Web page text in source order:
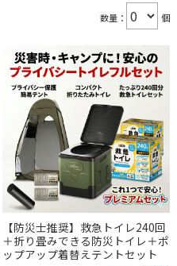
数量： 個
【防災士推奨】救急トイレ240回
＋折り畳みできる防災トイレ＋ポ
ップアップ着替えテントセット